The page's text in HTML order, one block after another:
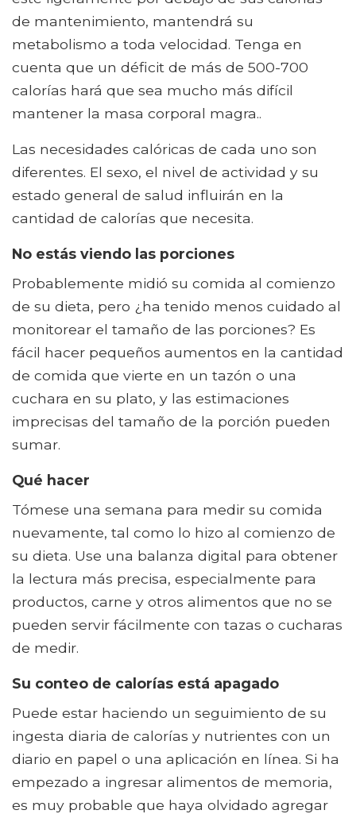
de mantenimiento, mantendrá su
metabolismo a toda velocidad. Tenga en
cuenta que un déficit de más de 500-700
calorías hará que sea mucho más difícil
mantener la masa corporal magra..
Las necesidades calóricas de cada uno son
diferentes. El sexo, el nivel de actividad y su
estado general de salud influirán en la
cantidad de calorías que necesita.
No estás viendo las porciones
Probablemente midió su comida al comienzo
de su dieta, pero ¿ha tenido menos cuidado al
monitorear el tamaño de las porciones? Es
fácil hacer pequeños aumentos en la cantidad
de comida que vierte en un tazón o una
cuchara en su plato, y las estimaciones
imprecisas del tamaño de la porción pueden
sumar.
Qué hacer
Tómese una semana para medir su comida
nuevamente, tal como lo hizo al comienzo de
su dieta. Use una balanza digital para obtener
la lectura más precisa, especialmente para
productos, carne y otros alimentos que no se
pueden servir fácilmente con tazas o cucharas
de medir.
Su conteo de calorías está apagado
Puede estar haciendo un seguimiento de su
ingesta diaria de calorías y nutrientes con un
diario en papel o una aplicación en línea. Si ha
empezado a ingresar alimentos de memoria,
es muy probable que haya olvidado agregar